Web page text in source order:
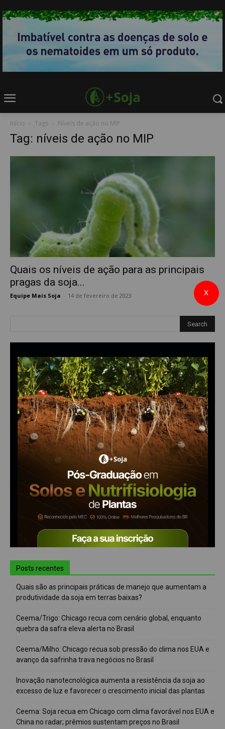
Início Tags Níveis de ação no MIP
Tag: níveis de ação no MIP
Quais os níveis de ação para as principais
pragas da soja...
Equipe Mais Soja 14 de fevereiro de 2023
Posts recentes
Quais são as principais práticas de manejo que aumentam a
produtividade da soja em terras baixas?
Ceema/Trigo: Chicago recua com cenário global, enquanto
quebra da safra eleva alerta no Brasil
Ceema/Milho: Chicago recua sob pressão do clima nos EUA e
avanço da safrinha trava negócios no Brasil
Inovação nanotecnológica aumenta a resistência da soja ao
excesso de luz e favorecer o crescimento inicial das plantas
Ceema: Soja recua em Chicago com clima favorável nos EUA e
China no radar; prêmios sustentam preços no Brasil
X